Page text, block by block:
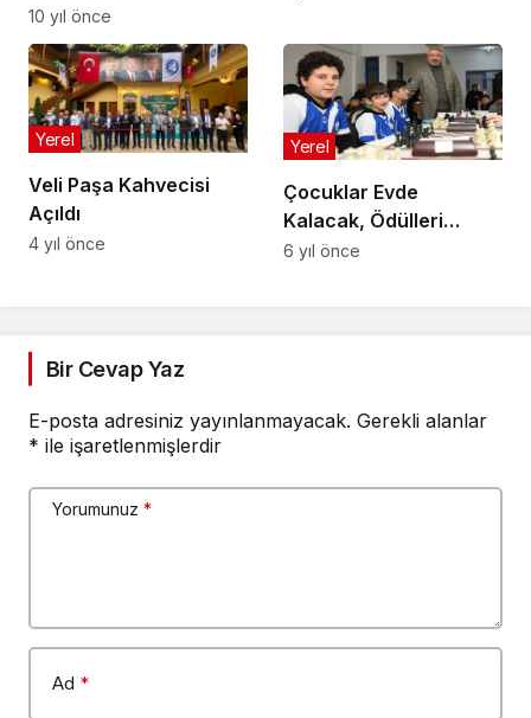
Geldi
10 yıl önce
Veli Paşa Kahvecisi
Açıldı
Yerel
4 yıl önce
Çocuklar Evde
Kalacak, Ödülleri
Toplayacak
Yerel
6 yıl önce
Bir Cevap Yaz
E-posta adresiniz yayınlanmayacak. Gerekli alanlar
* ile işaretlenmişlerdir
Yorumunuz *
Ad *